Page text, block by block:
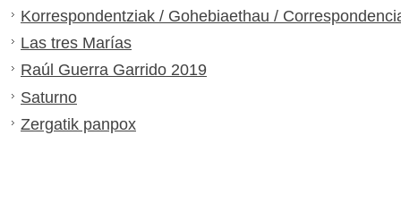
Korrespondentziak / Gohebiaethau /
Las tres Marías
Raúl Guerra Garrido 2019
Saturno
Zergatik panpox